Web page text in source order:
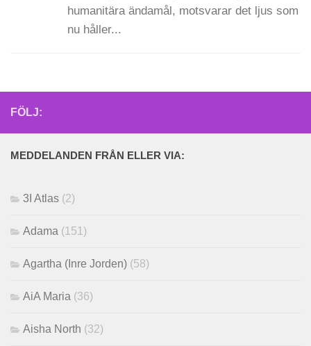
humanitära ändamål, motsvarar det ljus som
nu håller...
FÖLJ:
MEDDELANDEN FRÅN ELLER VIA:
3I Atlas (2)
Adama (151)
Agartha (Inre Jorden) (58)
AiA Maria (36)
Aisha North (32)